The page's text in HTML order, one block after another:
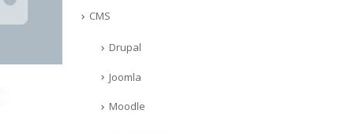
CMS
Drupal
Joomla
Moodle